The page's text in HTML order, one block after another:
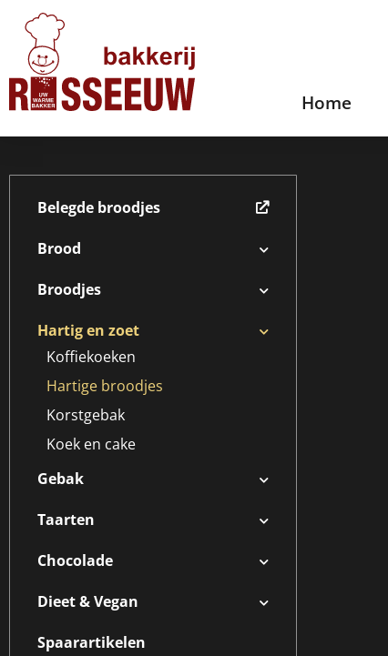
Home
Belegde broodjes
Brood
Broodjes
Hartig en zoet
Koffiekoeken
Hartige broodjes
Korstgebak
Koek en cake
Gebak
Taarten
Chocolade
Dieet & Vegan
Spaarartikelen